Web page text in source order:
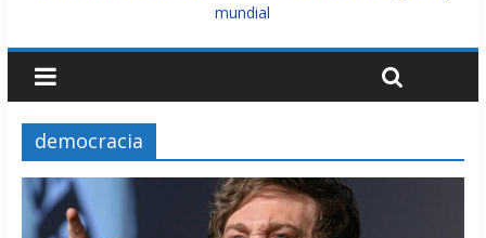
mundial
democracia